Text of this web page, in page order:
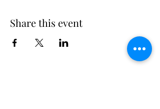
Share this event